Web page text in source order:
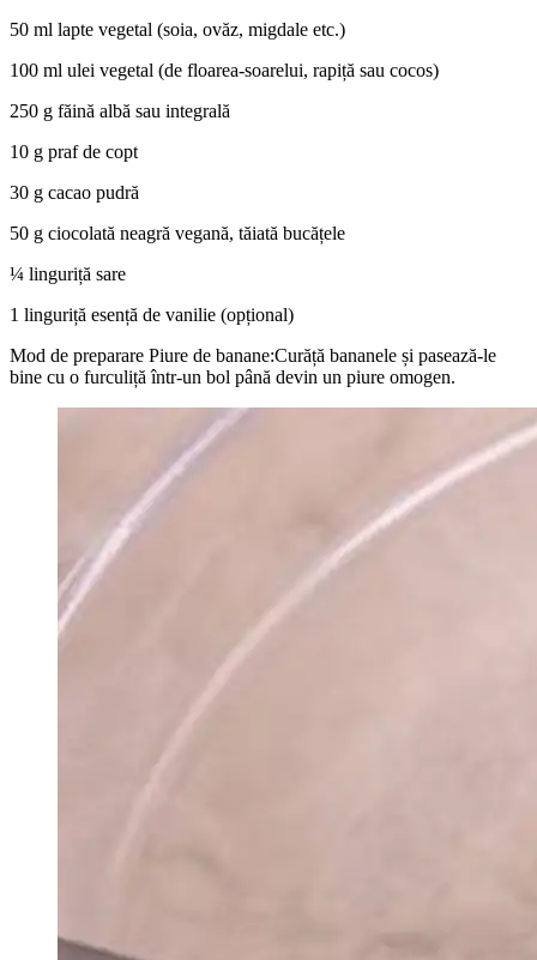
50 ml lapte vegetal (soia, ovăz, migdale etc.)
100 ml ulei vegetal (de floarea-soarelui, rapiță sau cocos)
250 g făină albă sau integrală
10 g praf de copt
30 g cacao pudră
50 g ciocolată neagră vegană, tăiată bucățele
¼ linguriță sare
1 linguriță esență de vanilie (opțional)
Mod de preparare Piure de banane:Curăță bananele și pasează-le
bine cu o furculiță într-un bol până devin un piure omogen.